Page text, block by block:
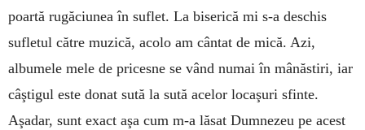
poartă rugăciunea în suflet. La biserică mi s-a deschis
sufletul către muzică, acolo am cântat de mică. Azi,
albumele mele de pricesne se vând numai în mânăstiri, iar
câştigul este donat sută la sută acelor locaşuri sfinte.
Aşadar, sunt exact aşa cum m-a lăsat Dumnezeu pe acest